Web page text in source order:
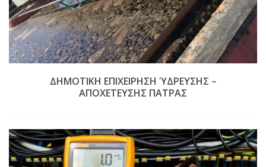
ΔΗΜΟΤΙΚΗ ΕΠΙΧΕΙΡΗΣΗ ΎΔΡΕΥΣΗΣ –
ΑΠΟΧΕΤΕΥΣΗΣ ΠΑΤΡΑΣ